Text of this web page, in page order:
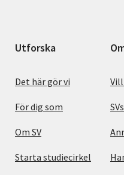
Utforska
Det här gör vi
För dig som
Om SV
Starta studiecirkel